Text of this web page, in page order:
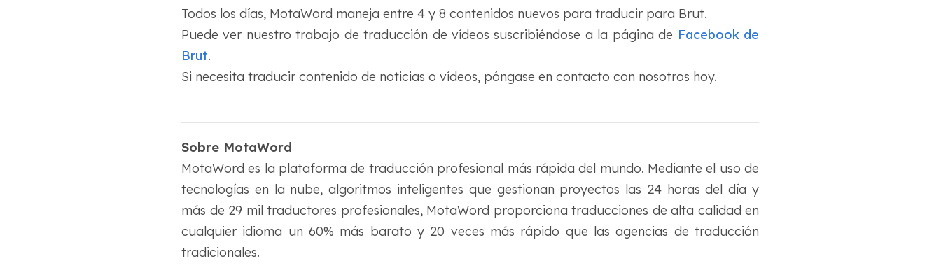
Todos los días, MotaWord maneja entre 4 y 8 contenidos nuevos para traducir para Brut.
Puede ver nuestro trabajo de traducción de vídeos suscribiéndose a la página de Facebook de
Brut.
Si necesita traducir contenido de noticias o vídeos, póngase en contacto con nosotros hoy.
Sobre MotaWord
MotaWord es la plataforma de traducción profesional más rápida del mundo. Mediante el uso de
tecnologías en la nube, algoritmos inteligentes que gestionan proyectos las 24 horas del día y
más de 29 mil traductores profesionales, MotaWord proporciona traducciones de alta calidad en
cualquier idioma un 60% más barato y 20 veces más rápido que las agencias de traducción
tradicionales.